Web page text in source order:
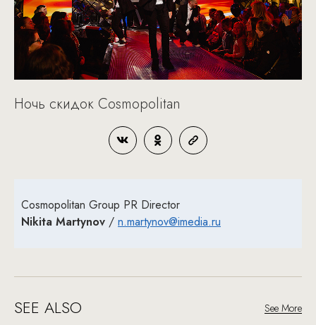
Ночь скидок Cosmopolitan
Cosmopolitan Group PR Director
Nikita Martynov / n.martynov@imedia.ru
SEE ALSO See More